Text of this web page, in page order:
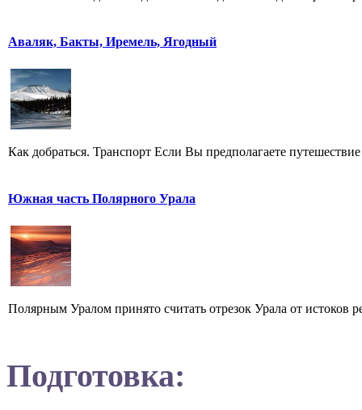
Аваляк, Бакты, Иремель, Ягодный
Как добраться. Транспорт Если Вы предполагаете
Южная часть Полярного Урала
Полярным Уралом принято считать отрезок Урала от истоков
Подготовка: